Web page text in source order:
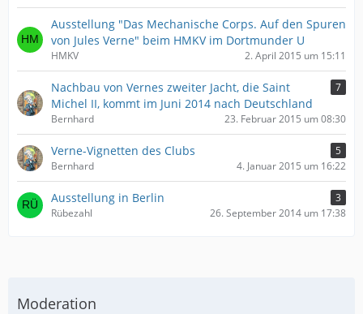
Ausstellung "Das Mechanische Corps. Auf den Spuren
von Jules Verne" beim HMKV im Dortmunder U
HMKV 2. April 2015 um 15:11
Nachbau von Vernes zweiter Jacht, die Saint
Michel II, kommt im Juni 2014 nach Deutschland
7
Bernhard 23. Februar 2015 um 08:30
Verne-Vignetten des Clubs
5
Bernhard
4. Januar 2015 um 16:22
Ausstellung in Berlin
3
Rübezahl
26. September 2014 um 17:38
Moderation